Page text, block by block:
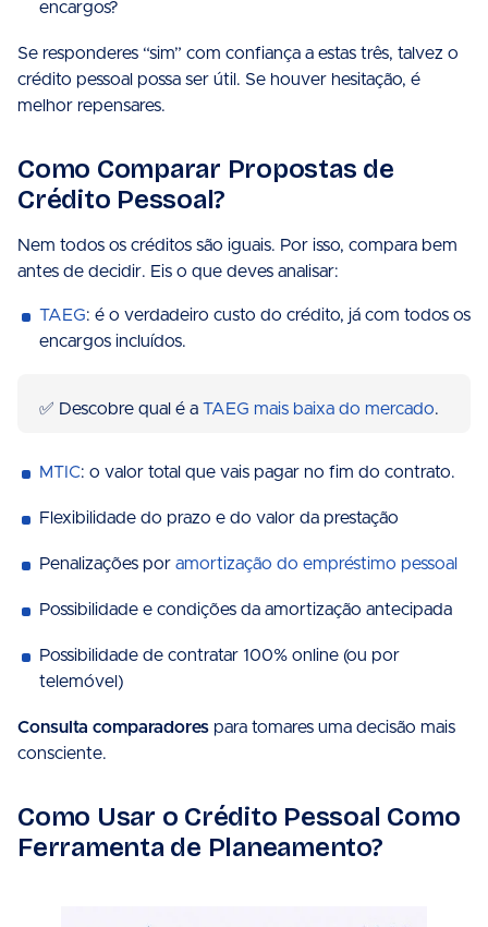
encargos?
Se responderes “sim” com confiança a estas três, talvez o
crédito pessoal possa ser útil. Se houver hesitação, é
melhor repensares.
Como Comparar Propostas de
Crédito Pessoal?
Nem todos os créditos são iguais. Por isso, compara bem
antes de decidir. Eis o que deves analisar:
TAEG: é o verdadeiro custo do crédito, já com todos os
encargos incluídos.
✅ Descobre qual é a TAEG mais baixa do mercado.
MTIC: o valor total que vais pagar no fim do contrato.
Flexibilidade do prazo e do valor da prestação
Penalizações por amortização do empréstimo pessoal
Possibilidade e condições da amortização antecipada
Possibilidade de contratar 100% online (ou por
telemóvel)
Consulta comparadores para tomares uma decisão mais
consciente.
Como Usar o Crédito Pessoal Como
Ferramenta de Planeamento?